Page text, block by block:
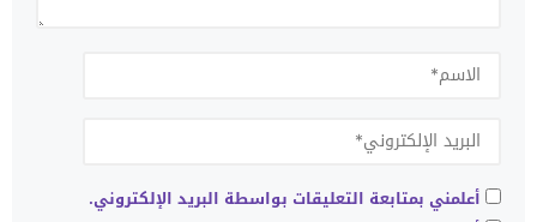
أعلمني بمتابعة التعليقات بواسطة البريد الإلكتروني.